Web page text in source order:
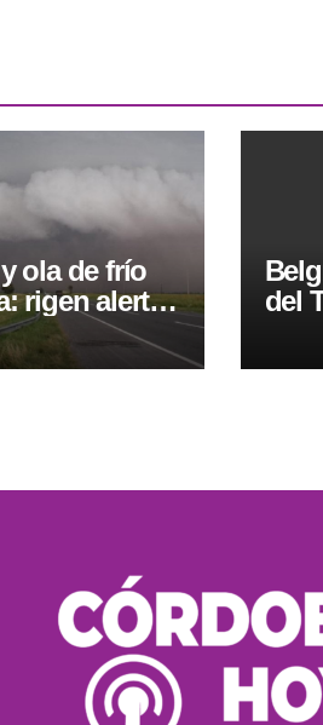
ola de frío
rigen alertas
del